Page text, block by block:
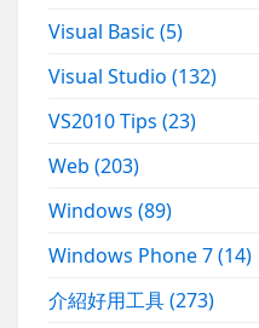
Visual Basic(5)
Visual Studio(132)
VS2010 Tips(23)
Web(203)
Windows(89)
Windows Phone 7(14)
介紹好用工具(273)